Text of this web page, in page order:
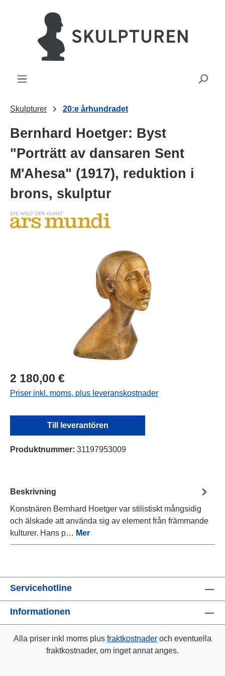
Skulpturer 20:e århundradet
Bernhard Hoetger: Byst
"Porträtt av dansaren Sent
M'Ahesa" (1917), reduktion i
brons, skulptur
2 180,00 €
Priser inkl. moms, plus leveranskostnader
Till leverantören
Produktnummer: 31197953009
Beskrivning
Konstnären Bernhard Hoetger var stilistiskt mångsidig
och älskade att använda sig av element från främmande
kulturer. Hans p… Mer
Servicehotline
Informationen
Alla priser inkl moms plus fraktkostnader och eventuella
fraktkostnader, om inget annat anges.